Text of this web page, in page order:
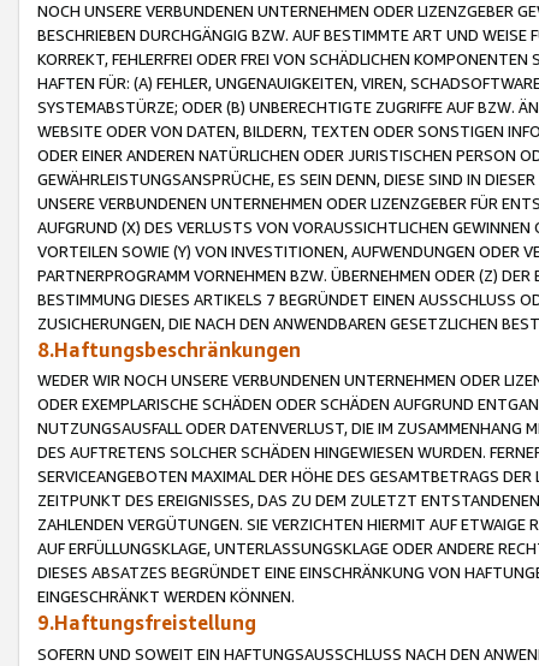
NOCH UNSERE VERBUNDENEN UNTERNEHMEN ODER LIZENZGEBER
BESCHRIEBEN DURCHGÄNGIG BZW. AUF BESTIMMTE ART UND
KORREKT, FEHLERFREI ODER FREI VON SCHÄDLICHEN
HAFTEN FÜR: (A) FEHLER, UNGENAUIGKEITEN, VIREN,
SYSTEMABSTÜRZE; ODER (B) UNBERECHTIGTE ZUGRIFFE AUF BZW.
WEBSITE ODER VON DATEN, BILDERN, TEXTEN ODER SONSTIGEN
ODER EINER ANDEREN NATÜRLICHEN ODER JURISTISCHEN PERSON
GEWÄHRLEISTUNGSANSPRÜCHE, ES SEIN DENN, DIESE SIND IN
UNSERE VERBUNDENEN UNTERNEHMEN ODER LIZENZGEBER FÜR
AUFGRUND (X) DES VERLUSTS VON VORAUSSICHTLICHEN
VORTEILEN SOWIE (Y) VON INVESTITIONEN, AUFWENDUNGEN ODER
PARTNERPROGRAMM VORNEHMEN BZW. ÜBERNEHMEN ODER (Z)
BESTIMMUNG DIESES ARTIKELS 7 BEGRÜNDET EINEN AUSSCHLUSS
ZUSICHERUNGEN, DIE NACH DEN ANWENDBAREN GESETZLICHEN
8.Haftungsbeschränkungen
WEDER WIR NOCH UNSERE VERBUNDENEN UNTERNEHMEN ODER
ODER EXEMPLARISCHE SCHÄDEN ODER SCHÄDEN AUFGRUND
NUTZUNGSAUSFALL ODER DATENVERLUST, DIE IM ZUSAMMENHANG
DES AUFTRETENS SOLCHER SCHÄDEN HINGEWIESEN WURDEN.
SERVICEANGEBOTEN MAXIMAL DER HÖHE DES GESAMTBETRAGS
ZEITPUNKT DES EREIGNISSES, DAS ZU DEM ZULETZT
ZAHLENDEN VERGÜTUNGEN. SIE VERZICHTEN HIERMIT AUF
AUF ERFÜLLUNGSKLAGE, UNTERLASSUNGSKLAGE ODER ANDERE
DIESES ABSATZES BEGRÜNDET EINE EINSCHRÄNKUNG VON
EINGESCHRÄNKT WERDEN KÖNNEN.
9.Haftungsfreistellung
SOFERN UND SOWEIT EIN HAFTUNGSAUSSCHLUSS NACH DEN